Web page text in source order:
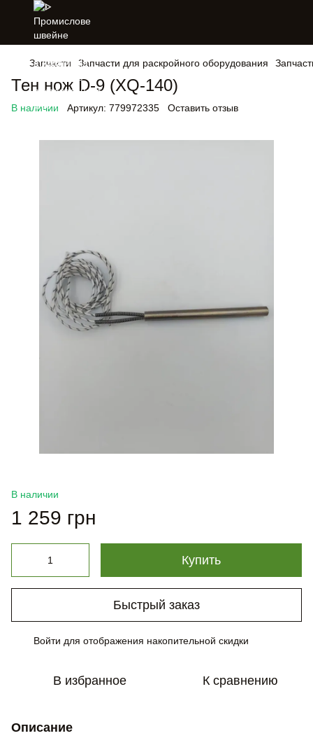
Запчасти Запчасти для раскройного оборудования
Тен нож D-9 (XQ-140)
В наличии Артикул: 779972335 Оставить отзыв
В наличии
1 259 грн
Купить
Быстрый заказ
Войти для отображения накопительной скидки
В избранное К сравнению
Описание